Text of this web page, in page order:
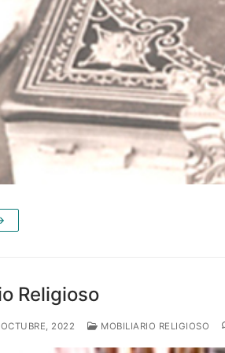
Religioso
2022 MOBILIARIO RELIGIOSO